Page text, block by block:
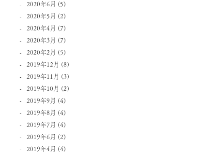
2020年6月 (5)
2020年5月 (2)
2020年4月 (7)
2020年3月 (7)
2020年2月 (5)
2019年12月 (8)
2019年11月 (3)
2019年10月 (2)
2019年9月 (4)
2019年8月 (4)
2019年7月 (4)
2019年6月 (2)
2019年4月 (4)